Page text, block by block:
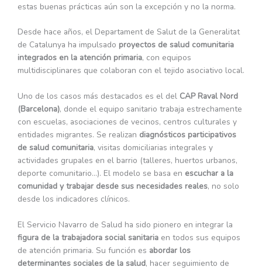
estas buenas prácticas aún son la excepción y no la norma.
Desde hace años, el Departament de Salut de la Generalitat
de Catalunya ha impulsado proyectos de salud comunitaria
integrados en la atención primaria, con equipos
multidisciplinares que colaboran con el tejido asociativo local.
Uno de los casos más destacados es el del CAP Raval Nord
(Barcelona), donde el equipo sanitario trabaja estrechamente
con escuelas, asociaciones de vecinos, centros culturales y
entidades migrantes. Se realizan diagnósticos participativos
de salud comunitaria, visitas domiciliarias integrales y
actividades grupales en el barrio (talleres, huertos urbanos,
deporte comunitario…). El modelo se basa en escuchar a la
comunidad y trabajar desde sus necesidades reales, no solo
desde los indicadores clínicos.
El Servicio Navarro de Salud ha sido pionero en integrar la
figura de la trabajadora social sanitaria en todos sus equipos
de atención primaria. Su función es abordar los
determinantes sociales de la salud, hacer seguimiento de